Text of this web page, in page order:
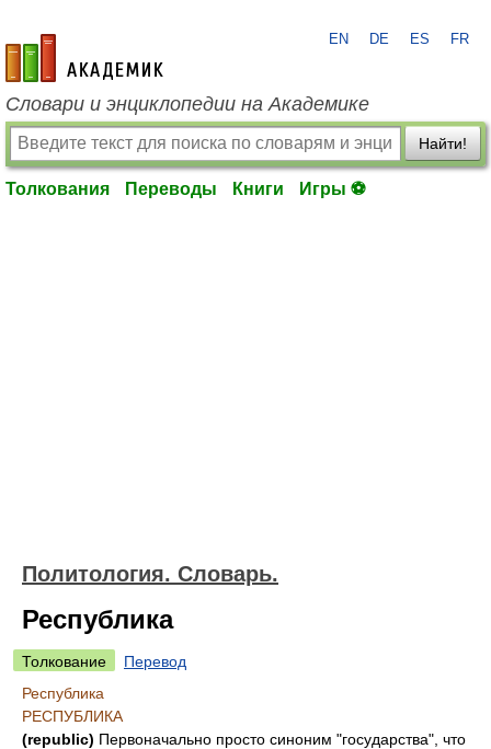
academic.ru
EN DE ES FR
Словари и энциклопедии на Академике
Найти!
Толкования Переводы Книги Игры ⚽
Политология. Словарь.
Республика
Толкование
Перевод
Республика
РЕСПУБЛИКА
(republic) Первоначально просто синоним "государства", что